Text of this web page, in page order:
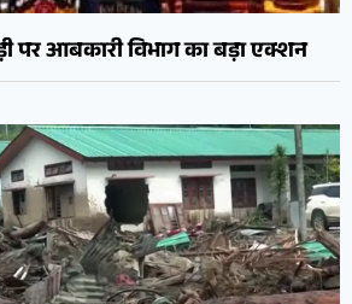
पर आबकारी विभाग का बड़ा एक्शन